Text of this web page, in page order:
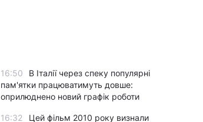
16:50
В Італії через спеку популярні
пам'ятки працюватимуть довше:
оприлюднено новий графік роботи
16:32
Цей фільм 2010 року визнали